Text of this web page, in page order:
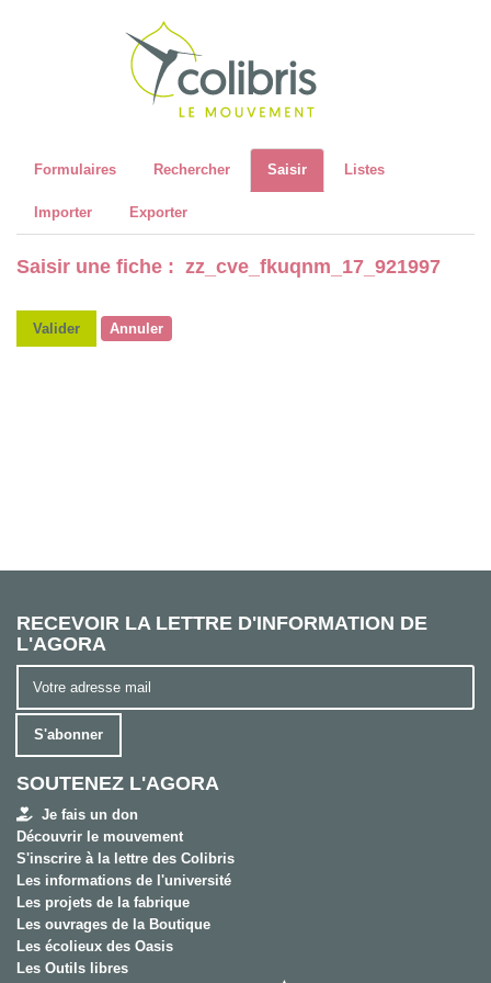
Formulaires Rechercher Saisir Listes
Importer Exporter
Saisir une fiche : zz_cve_fkuqnm_17_921997
Valider Annuler
RECEVOIR LA LETTRE D'INFORMATION DE
L'AGORA
S'abonner
SOUTENEZ L'AGORA
Je fais un don
Découvrir le mouvement
S'inscrire à la lettre des Colibris
Les informations de l'université
Les projets de la fabrique
Les ouvrages de la Boutique
Les écolieux des Oasis
Les Outils libres